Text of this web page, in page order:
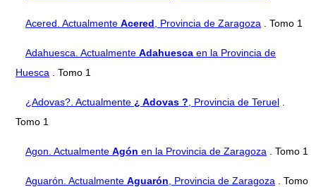
Acered. Actualmente Acered , Provincia de Zaragoza . Tomo 1
Adahuesca. Actualmente Adahuesca en la Provincia de
Huesca . Tomo 1
¿Adovas?. Actualmente ¿ Adovas ? , Provincia de Teruel
Tomo 1
Agon. Actualmente Agón en la Provincia de Zaragoza . Tomo 1
Aguarón. Actualmente Aguarón , Provincia de Zaragoza . Tomo